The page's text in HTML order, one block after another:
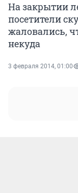
На закрытии
посетители
жаловались,
некуда
3 февраля 2014, 01:00